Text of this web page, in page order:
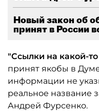
Новый закон об
принят в России
"Ссылки на какой-
принят якобы в
информации не
реальное название
Андрей Фурсенко.